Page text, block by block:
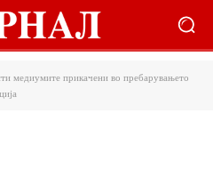
медиумите прикачени во пребарувањето